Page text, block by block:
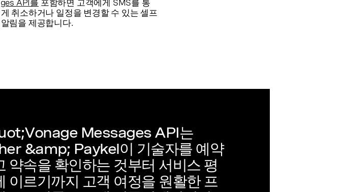
API를 포함하면 고객에게 SMS를 통
취소하거나 일정을 변경할 수 있는 셀프
림을 제공합니다.
Messages API는
&amp; Paykel이 기술자를 예약
약속을 확인하는 것부터 서비스 평
이르기까지 고객 여정을 원활한 프